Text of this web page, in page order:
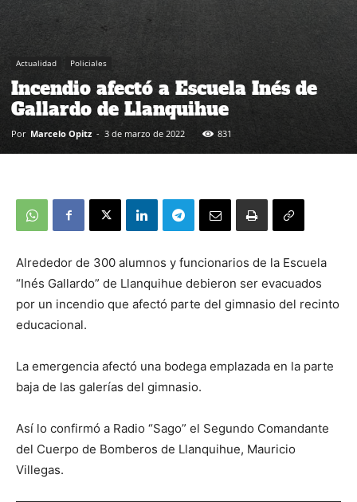
Actualidad Policiales
Incendio afectó a Escuela Inés de
Gallardo de Llanquihue
Por Marcelo Opitz - 3 de marzo de 2022 831
Alrededor de 300 alumnos y funcionarios de la Escuela
“Inés Gallardo” de Llanquihue debieron ser evacuados
por un incendio que afectó parte del gimnasio del recinto
educacional.
La emergencia afectó una bodega emplazada en la parte
baja de las galerías del gimnasio.
Así lo confirmó a Radio “Sago” el Segundo Comandante
del Cuerpo de Bomberos de Llanquihue, Mauricio
Villegas.